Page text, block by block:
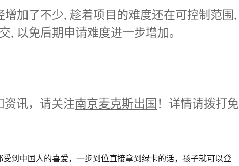
加了不少, 趁着项目的难度还在可控制范围,
, 以免后期申请难度进一步增加。
资讯，请关注南京麦克斯出国 ！详情请拨打免
到中国人的喜爱，一步到位直接拿到绿卡的话，孩子就可以登